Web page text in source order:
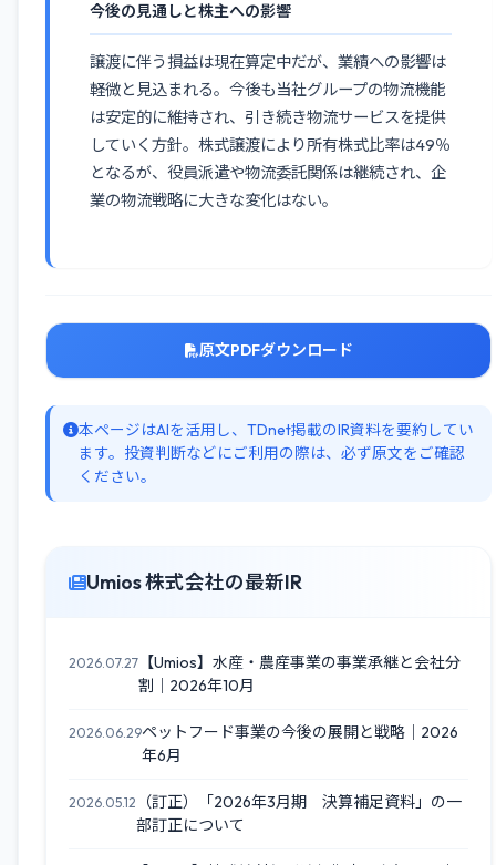
今後の見通しと株主への影響
譲渡に伴う損益は現在算定中だが、業績への影響は
軽微と見込まれる。今後も当社グループの物流機能
は安定的に維持され、引き続き物流サービスを提供
していく方針。株式譲渡により所有株式比率は49％
となるが、役員派遣や物流委託関係は継続され、企
業の物流戦略に大きな変化はない。
原文PDFダウンロード
本ページはAIを活用し、TDnet掲載のIR資料を要約してい
ます。投資判断などにご利用の際は、必ず原文をご確認
ください。
Umios 株式会社の最新IR
2026.07.27 【Umios】水産・農産事業の事業承継と会社分
割｜2026年10月
2026.06.29ペットフード事業の今後の展開と戦略｜2026
年6月
2026.05.12
（訂正）「2026年3月期 決算補足資料」の一
部訂正について